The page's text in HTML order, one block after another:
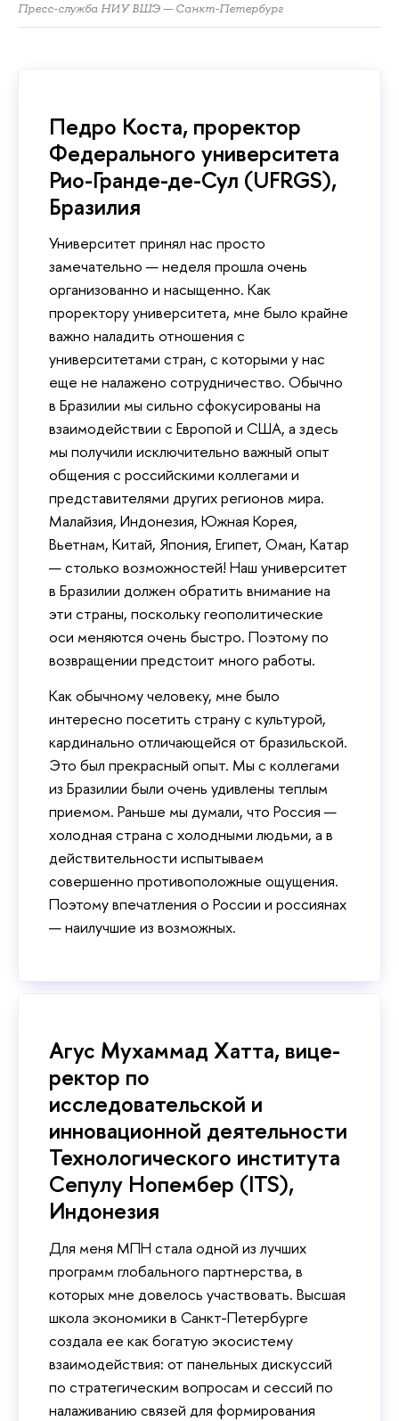
Пресс-служба НИУ ВШЭ — Санкт-Петербург
Педро Коста, проректор
Федерального университета
Рио-Гранде-де-Сул (UFRGS),
Бразилия
Университет принял нас просто
замечательно — неделя прошла очень
организованно и насыщенно. Как
проректору университета, мне было крайне
важно наладить отношения с
университетами стран, с которыми у нас
еще не налажено сотрудничество. Обычно
в Бразилии мы сильно сфокусированы на
взаимодействии с Европой и США, а здесь
мы получили исключительно важный опыт
общения с российскими коллегами и
представителями других регионов мира.
Малайзия, Индонезия, Южная Корея,
Вьетнам, Китай, Япония, Египет, Оман, Катар
— столько возможностей! Наш университет
в Бразилии должен обратить внимание на
эти страны, поскольку геополитические
оси меняются очень быстро. Поэтому по
возвращении предстоит много работы.
Как обычному человеку, мне было
интересно посетить страну с культурой,
кардинально отличающейся от бразильской.
Это был прекрасный опыт. Мы с коллегами
из Бразилии были очень удивлены теплым
приемом. Раньше мы думали, что Россия —
холодная страна с холодными людьми, а в
действительности испытываем
совершенно противоположные ощущения.
Поэтому впечатления о России и россиянах
— наилучшие из возможных.
Агус Мухаммад Хатта, вице-
ректор по
исследовательской и
инновационной деятельности
Технологического института
Сепулу Нопембер (ITS),
Индонезия
Для меня МПН стала одной из лучших
программ глобального партнерства, в
которых мне довелось участвовать. Высшая
школа экономики в Санкт-Петербурге
создала ее как богатую экосистему
взаимодействия: от панельных дискуссий
по стратегическим вопросам и сессий по
налаживанию связей для формирования